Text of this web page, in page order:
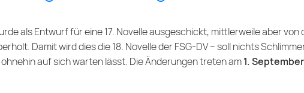
als Entwurf für eine 17. Novelle ausgeschickt, mittlerweile aber von
Damit wird dies die 18. Novelle der FSG-DV – soll nichts
ohnehin auf sich warten lässt. Die Änderungen treten am1.